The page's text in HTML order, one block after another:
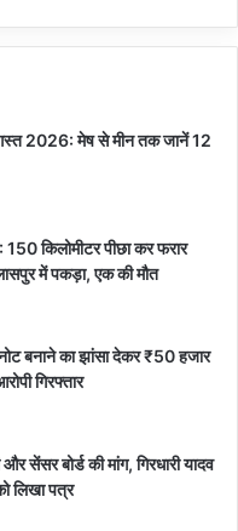
2026: मेष से मीन तक जानें 12
किलोमीटर पीछा कर फरार
में पकड़ा, एक की मौत
बनाने का झांसा देकर ₹50 हजार
गिरफ्तार
सेंसर बोर्ड की मांग, गिरधारी यादव
लिखा पत्र